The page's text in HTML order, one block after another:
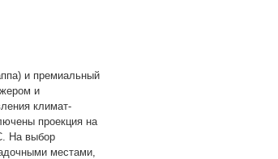
и премиальный
и
климат-
проекция на
На выбор
местами,